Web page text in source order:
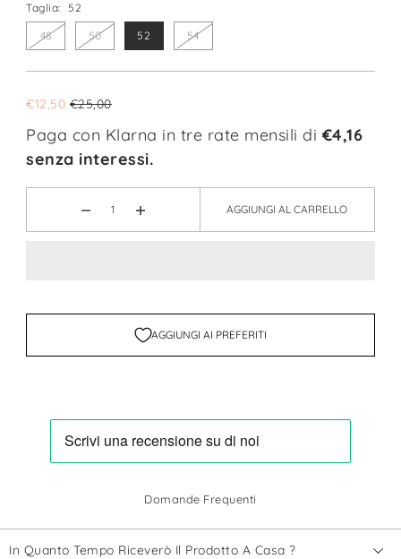
Taglia: 52
48 50 52 54
€12,50 €25,00
Paga con Klarna in tre rate mensili di €4,16
senza interessi.
AGGIUNGI AL CARRELLO
AGGIUNGI AI PREFERITI
Domande Frequenti
In Quanto Tempo Riceverò Il Prodotto A Casa ?